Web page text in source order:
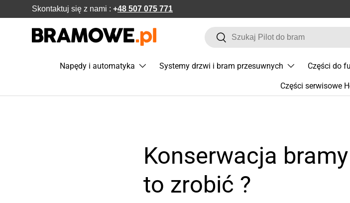
POMIŃ DO ZAWARTOŚCI
Skontaktuj się z nami : +48 507 075 771
SzukajSzukaj
Napędy i automatyka Systemy drzwi i bram przesuwnych Części do
Części serwisowe
Konserwacja
to zrobić ?